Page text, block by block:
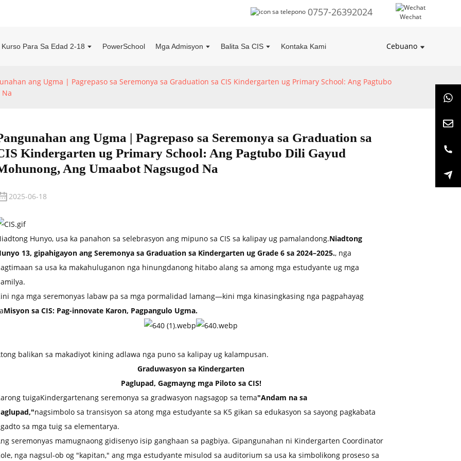
0757-26392024 Wechat
Para Sa Edad 2-18 PowerSchool Mga Admisyon Balita Sa CIS Kontaka Kami Cebuano
ang Ugma | Pagrepaso sa Seremonya sa Graduation sa CIS Kindergarten ug Primary School: Ang Pagtubo
ang Ugma | Pagrepaso sa Seremonya sa Graduation sa
Kindergarten ug Primary School: Ang Pagtubo Dili Gayud
Ang Umaabot Nagsugod Na
2025-06-18
Hunyo, usa ka panahon sa selebrasyon ang mipuno sa CIS sa kalipay ug pamalandong.Niadtong
13, gipahigayon ang Seremonya sa Graduation sa Kindergarten ug Grade 6 sa 2024–2025., nga
sa usa ka makahuluganon nga hinungdanong hitabo alang sa among mga estudyante ug mga
nga mga seremonyas labaw pa sa mga pormalidad lamang—kini mga kinasingkasing nga pagpahayag
Misyon sa CIS: Pag-innovate Karon, Pagpangulo Ugma.
balikan sa makadiyot kining adlawa nga puno sa kalipay ug kalampusan.
Graduwasyon sa Kindergarten
Paglupad, Gagmayng mga Piloto sa CIS!
tuigaKindergartenang seremonya sa gradwasyon nagsagop sa tema"Andam na sa
nagsimbolo sa transisyon sa atong mga estudyante sa K5 gikan sa edukasyon sa sayong pagkabata
sa mga tuig sa elementarya.
seremonyas mamugnaong gidisenyo isip ganghaan sa pagbiya. Gipangunahan ni Kindergarten Coordinator
nga nagsul-ob og "kapitan," ang mga estudyante misulod sa auditorium sa usa ka simbolikong proseso sa